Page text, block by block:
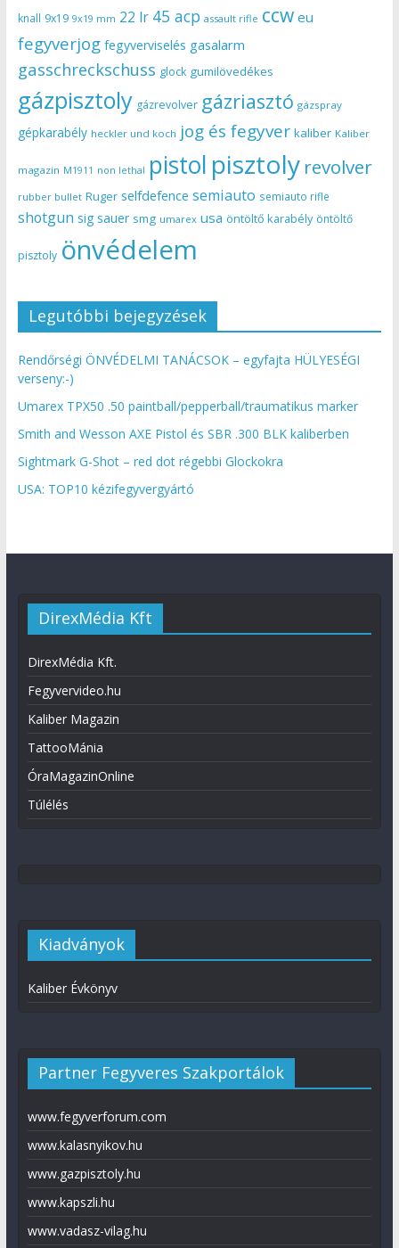
knall 9x19 9x19 mm 22 lr 45 acp assault rifle ccw eu
fegyverjog fegyverviselés gasalarm
gasschreckschuss glock gumilövedékes
gázpisztoly gázrevolver gázriasztó gázspray
gépkarabély heckler und koch jog és fegyver kaliber Kaliber
magazin M1911 non lethal pistol pisztoly revolver
rubber bullet Ruger selfdefence semiauto semiauto rifle
shotgun sig sauer smg umarex usa öntöltő karabély öntöltő
pisztoly önvédelem
Legutóbbi bejegyzések
Rendőrségi ÖNVÉDELMI TANÁCSOK – egyfajta HÜLYESÉGI
verseny:-)
Umarex TPX50 .50 paintball/pepperball/traumatikus marker
Smith and Wesson AXE Pistol és SBR .300 BLK kaliberben
Sightmark G-Shot – red dot régebbi Glockokra
USA: TOP10 kézifegyvergyártó
DirexMédia Kft
DirexMédia Kft.
Fegyvervideo.hu
Kaliber Magazin
TattooMánia
ÓraMagazinOnline
Túlélés
Kiadványok
Kaliber Évkönyv
Partner Fegyveres Szakportálok
www.fegyverforum.com
www.kalasnyikov.hu
www.gazpisztoly.hu
www.kapszli.hu
www.vadasz-vilag.hu